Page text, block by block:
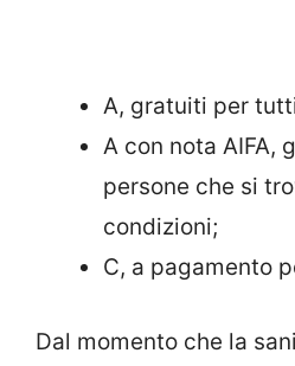
A, gratuiti per
A con nota AIFA,
persone che si
condizioni;
C, a pagamento
Dal momento che la